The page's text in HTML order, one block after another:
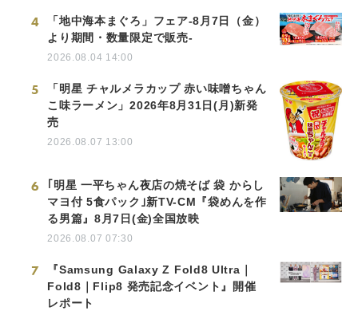
4
「地中海本まぐろ」フェア-8月7日（金）
より期間・数量限定で販売-
2026.08.04 14:00
5
「明星 チャルメラカップ 赤い味噌ちゃん
こ味ラーメン」2026年8月31日(月)新発
売
2026.08.07 13:00
6
｢明星 一平ちゃん夜店の焼そば 袋 からし
マヨ付 5食パック｣新TV-CM『袋めんを作
る男篇』8月7日(金)全国放映
2026.08.07 07:30
7
『Samsung Galaxy Z Fold8 Ultra｜
Fold8｜Flip8 発売記念イベント』開催
レポート